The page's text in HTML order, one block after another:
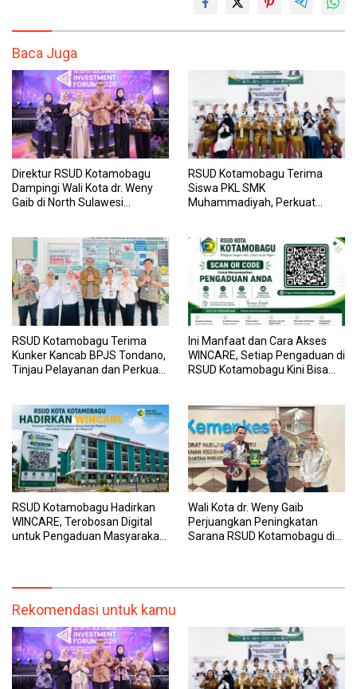
Baca Juga
Direktur RSUD Kotamobagu
Dampingi Wali Kota dr. Weny
Gaib di North Sulawesi
RSUD Kotamobagu Terima
Siswa PKL SMK
Muhammadiyah, Perkuat
RSUD Kotamobagu Terima
Kunker Kancab BPJS Tondano,
Tinjau Pelayanan dan Perkuat
Ini Manfaat dan Cara Akses
WINCARE, Setiap Pengaduan di
RSUD Kotamobagu Kini Bisa
RSUD Kotamobagu Hadirkan
WINCARE, Terobosan Digital
untuk Pengaduan Masyarakat
Wali Kota dr. Weny Gaib
Perjuangkan Peningkatan
Sarana RSUD Kotamobagu di
Rekomendasi untuk kamu